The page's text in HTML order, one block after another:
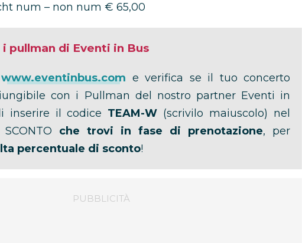
num – non num € 65,00
pullman di Eventi in Bus
www.eventinbus.com e verifica se il tuo concerto
con i Pullman del nostro partner Eventi in
inserire il codice TEAM-W (scrivilo maiuscolo) nel
che trovi in fase di prenotazione, per
percentuale di sconto!